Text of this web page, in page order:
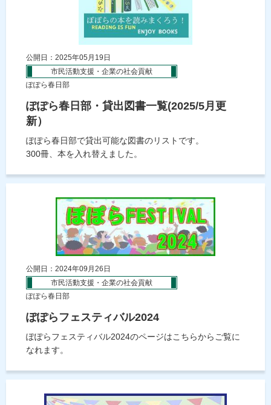
公開日：2025年05月19日
市民活動支援・企業の社会貢献
ぽぽら春日部
ぽぽら春日部・貸出図書一覧(2025/5月更
新）
ぽぽら春日部で貸出可能な図書のリストです。
300冊、本を入れ替えました。
公開日：2024年09月26日
市民活動支援・企業の社会貢献
ぽぽら春日部
ぽぽらフェスティバル2024
ぽぽらフェスティバル2024のページはこちらからご覧に
なれます。